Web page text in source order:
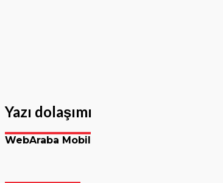
Yazı dolaşımı
WebAraba Mobil